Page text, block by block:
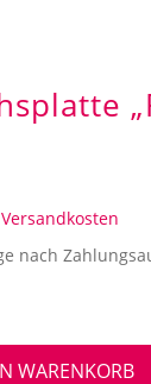
Versandkosten
nach
WARENKORB